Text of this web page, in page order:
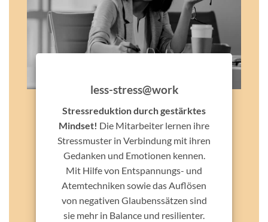
less-stress@work
Stressreduktion durch gestärktes
Mindset! Die Mitarbeiter lernen ihre
Stressmuster in Verbindung mit ihren
Gedanken und Emotionen kennen.
Mit Hilfe von Entspannungs- und
Atemtechniken sowie das Auflösen
von negativen Glaubenssätzen sind
sie mehr in Balance und resilienter.